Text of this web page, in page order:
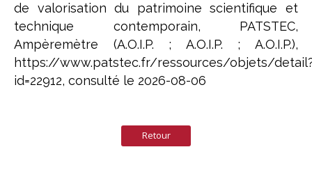
de valorisation du patrimoine scientifique et
technique contemporain, PATSTEC,
Ampèremètre (A.O.I.P. ; A.O.I.P. ; A.O.I.P.),
https://www.patstec.fr/ressources/objets/
id=22912, consulté le 2026-08-06
Retour